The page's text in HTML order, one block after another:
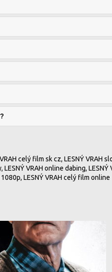
celý film sk cz, LESNÝ
VRAH online dabing,
1080p, LESNÝ VRAH celý film online